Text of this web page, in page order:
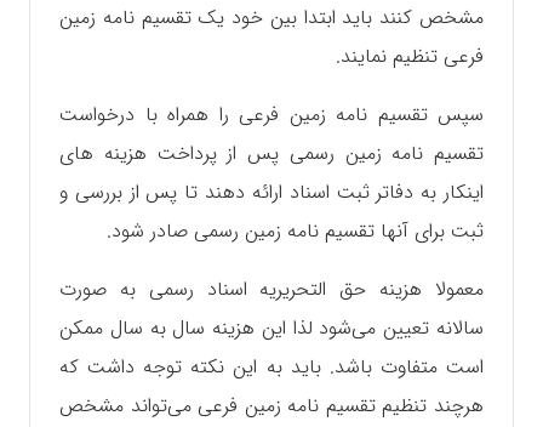
مشخص کنند باید ابتدا بین خود یک تقسیم نامه زمین
فرعی تنظیم نمایند.
سپس تقسیم نامه زمین فرعی را همراه با درخواست
تقسیم نامه زمین رسمی پس از پرداخت هزینه های
اینکار به دفاتر ثبت اسناد ارائه دهند تا پس از بررسی و
ثبت برای آنها تقسیم نامه زمین رسمی صادر شود.
معمولا هزینه حق التحریریه اسناد رسمی به صورت
سالانه تعیین می‌شود لذا این هزینه سال به سال ممکن
است متفاوت باشد. باید به این نکته توجه داشت که
هرچند تنظیم تقسیم نامه زمین فرعی می‌تواند مشخص